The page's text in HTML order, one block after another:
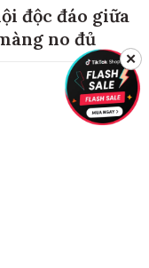
độc đáo giữa
no đủ
✕